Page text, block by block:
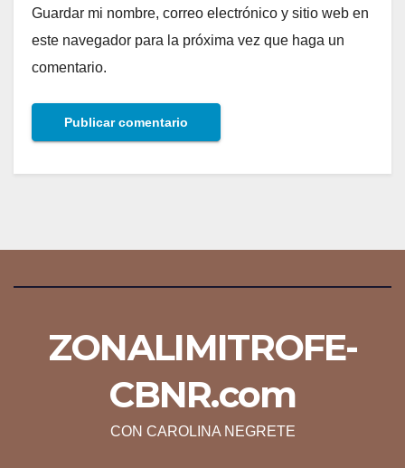
Guardar mi nombre, correo electrónico y sitio web en
este navegador para la próxima vez que haga un
comentario.
ZONALIMITROFE-
CBNR.com
CON CAROLINA NEGRETE